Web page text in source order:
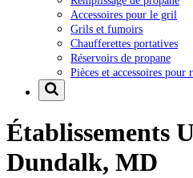
Accessoires pour le gril
Grils et fumoirs
Chaufferettes portatives
Réservoirs de propane
Pièces et accessoires pour
Établissements
Dundalk, MD